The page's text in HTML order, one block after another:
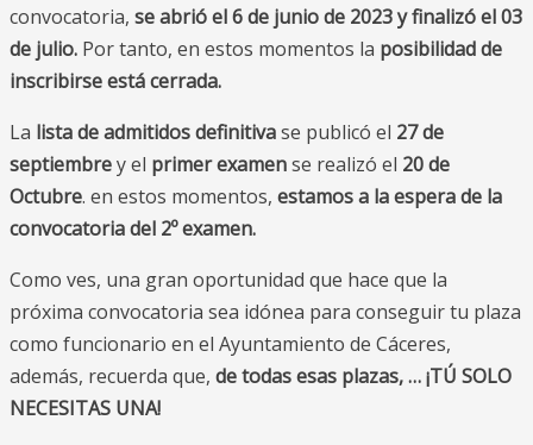
convocatoria, se abrió el 6 de junio de 2023 y finalizó el 03
de julio. Por tanto, en estos momentos la posibilidad de
inscribirse está cerrada.
La lista de admitidos definitivase publicó el 27 de
septiembrey el primer examense realizó el 20 de
Octubre. en estos momentos, estamos a la espera de la
convocatoria del 2º examen.
Como ves, una gran oportunidad que hace que la
próxima convocatoria sea idónea para conseguir tu plaza
como funcionario en el Ayuntamiento de Cáceres,
además, recuerda que, de todas esas plazas, … ¡TÚ SOLO
NECESITAS UNA!